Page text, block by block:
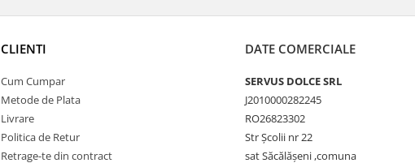
CLIENTI
Cum Cumpar
Metode de Plata
Livrare
Politica de Retur
Retrage-te din contract
DATE COMERCIALE
SERVUS DOLCE SRL
J2010000282245
RO26823302
Str Școlii nr 22
sat Săcălășeni ,comuna